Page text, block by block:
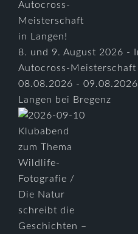
8. und 9. August 2026 -
Autocross-Meisterschaft
08.08.2026 - 09.08.2026
Langen bei Bregenz